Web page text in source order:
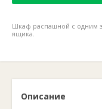
Шкаф распашной с одним
ящика.
Описание